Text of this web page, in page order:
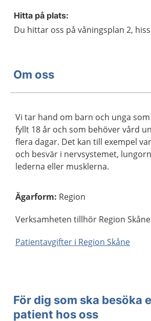
Hitta på plats:
Du hittar oss på våningsplan 2,
Om oss
Vi tar hand om barn och unga
fyllt 18 år och som behöver vård
flera dagar. Det kan till exempel
och besvär i nervsystemet,
lederna eller musklerna.
Ägarform: Region
Verksamheten tillhör Region
Patientavgifter i Region Skåne
För dig som ska besöka
patient hos oss